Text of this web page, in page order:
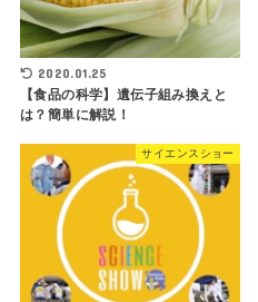
2020.01.25
【食品の科学】遺伝子組み換えと
は？簡単に解説！
サイエンスショー